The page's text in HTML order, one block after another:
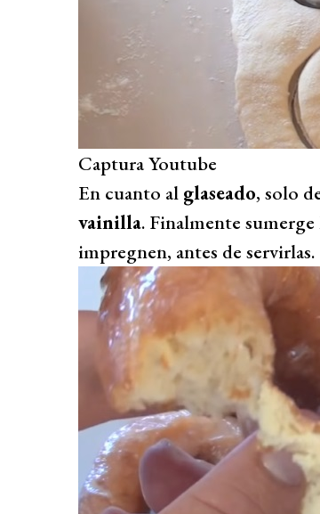
Captura Youtube
En cuanto al glaseado, solo
vainilla. Finalmente sumerge
impregnen, antes de servirlas.